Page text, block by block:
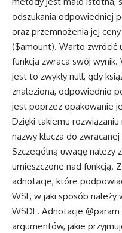
odszukania odpowiedniej
oraz przemnożenia jej
($amount). Warto zwrócić
funkcja zwraca swój wynik.
jest to zwykły null, gdy
znaleziona, odpowiednio
jest poprzez opakowanie
Dzięki takiemu
nazwy klucza do
Szczególną uwagę należy
umieszczone nad funkcją.
adnotacje, które
WSF, w jaki sposób
WSDL. Adnotacje
argumentów, jakie